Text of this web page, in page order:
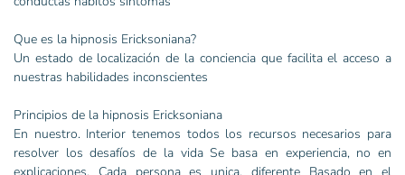
Que es la hipnosis Ericksoniana?
Un estado de localización de la conciencia que facilita el acceso a
nuestras habilidades inconscientes
Principios de la hipnosis Ericksoniana
En nuestro. Interior tenemos todos los recursos necesarios para
resolver los desafíos de la vida Se basa en experiencia, no en